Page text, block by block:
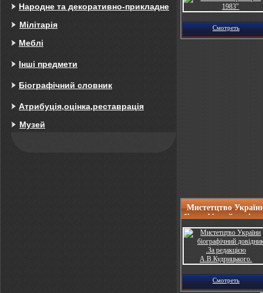
Народне та декоративно-прикладне
Мілітарія
Меблі
Інші предмети
Біографічний словник
Атрибуція,оцінка,реставрація
Музей
Смотреть
Мистетцтво
біографічний
.За редакцією
А.В.Кудрицького.
Смотреть